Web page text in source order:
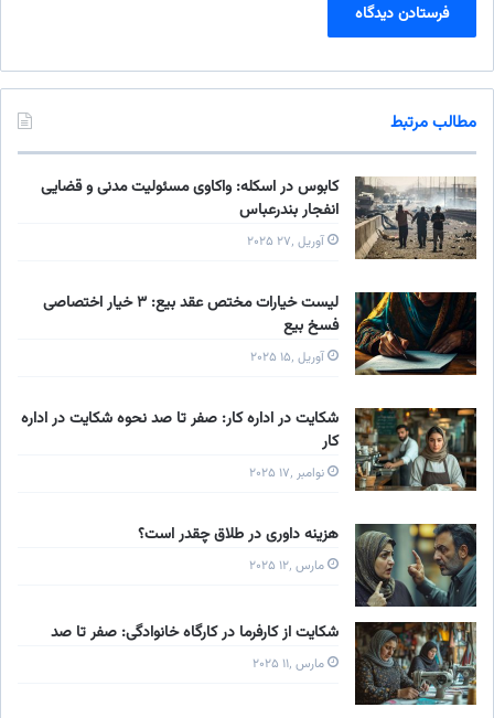
مطالب مرتبط
کابوس در اسکله: واکاوی مسئولیت‌ مدنی و قضایی
انفجار بندرعباس
آوریل ۲۷٬ ۲۰۲۵
لیست خیارات مختص عقد بیع: ۳ خیار اختصاصی
فسخ بیع
آوریل ۱۵٬ ۲۰۲۵
شکایت در اداره کار: صفر تا صد نحوه شکایت در اداره
کار
نوامبر ۱۷٬ ۲۰۲۵
هزینه داوری در طلاق چقدر است؟
مارس ۱۲٬ ۲۰۲۵
شکایت از کارفرما در کارگاه خانوادگی: صفر تا صد
مارس ۱۱٬ ۲۰۲۵